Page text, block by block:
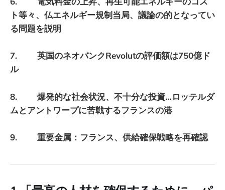
ト等々、仏エネルギー規制当局、議論の的となってい
る問題を説明
7. 英国のネオバンクRevolutの評価額は750億ド
ル
8. 爆発的な社会状況、不十分な投資…ロッテルダ
ムとアントワープに苦戦するフランスの港
9. 重要金属：フランス、供給確保戦略を再確認